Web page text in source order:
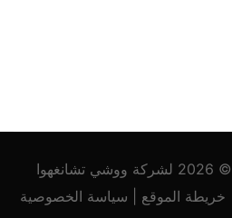
لشركة ووشي تشانغهوا
خريطة الموقع سياسة الخصوصية